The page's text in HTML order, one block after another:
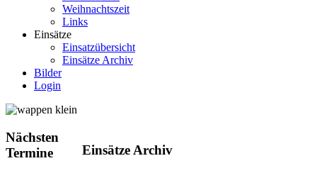
Weihnachtszeit
Links
Einsätze
Einsatzübersicht
Einsätze Archiv
Bilder
Login
Einsätze Archiv
Nächsten
Termine